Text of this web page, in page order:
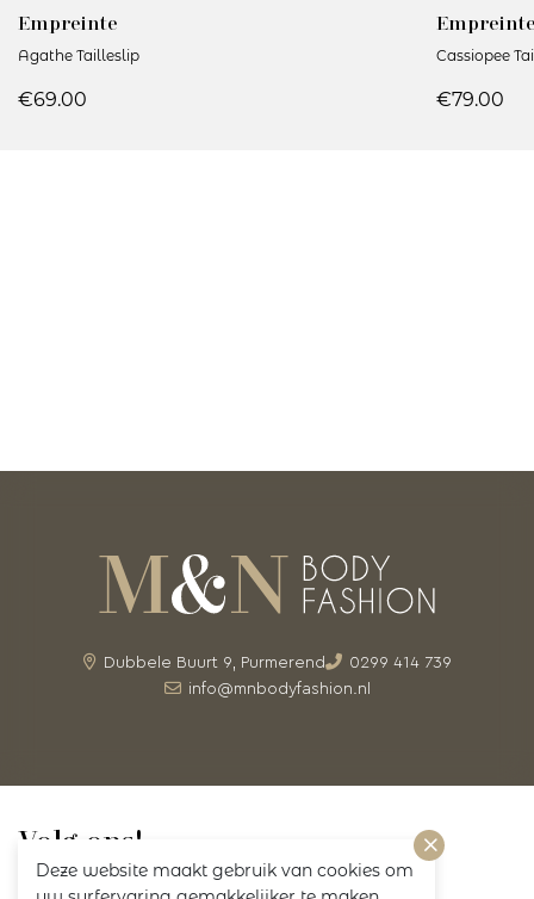
Deze website maakt gebruik van cookies om
Empreinte
Agathe Tailleslip
€69.00
Cassiopee
€79.00
Dubbele Buurt 9, Purmerend
0299 414 739
info@mnbodyfashion.nl
Volg ons!